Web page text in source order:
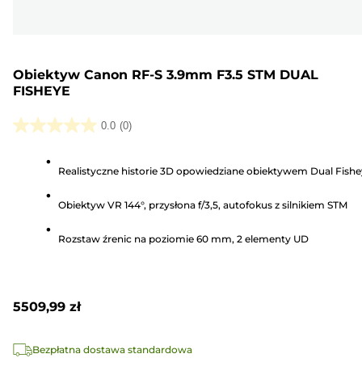
Obiektyw Canon RF-S 3.9mm F3.5 STM DUAL
FISHEYE
0.0 (0)
0.0
gwiazdek.
Realistyczne historie 3D opowiedziane obiektywem Dual
Obiektyw VR 144°, przysłona f/3,5, autofokus z silnikiem STM
Rozstaw źrenic na poziomie 60 mm, 2 elementy UD
5509,99 zł
Bezpłatna dostawa standardowa